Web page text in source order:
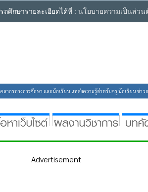
ศึกษารายละเอียดได้ที่ : นโยบายความเป็นส่วน
ลากรทางการศึกษา และนักเรียน แหล่งความรู้สำหรับครู นักเรียน ข่า
Advertisement